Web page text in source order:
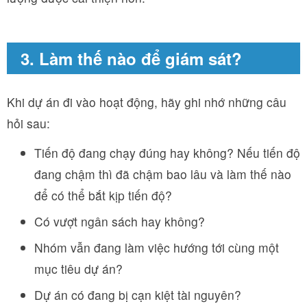
3. Làm thế nào để giám sát?
Khi dự án đi vào hoạt động, hãy ghi nhớ những câu
hỏi sau:
Tiến độ đang chạy đúng hay không? Nếu tiến độ
đang chậm thì đã chậm bao lâu và làm thế nào
để có thể bắt kịp tiến độ?
Có vượt ngân sách hay không?
Nhóm vẫn đang làm việc hướng tới cùng một
mục tiêu dự án?
Dự án có đang bị cạn kiệt tài nguyên?